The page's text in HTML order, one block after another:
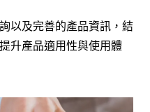
以及完善的產品資訊，結
升產品適用性與使用體